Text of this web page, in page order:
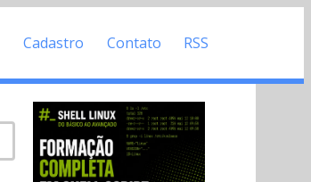
Cadastro Contato RSS